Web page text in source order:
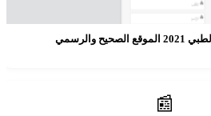
والرسمي
📰